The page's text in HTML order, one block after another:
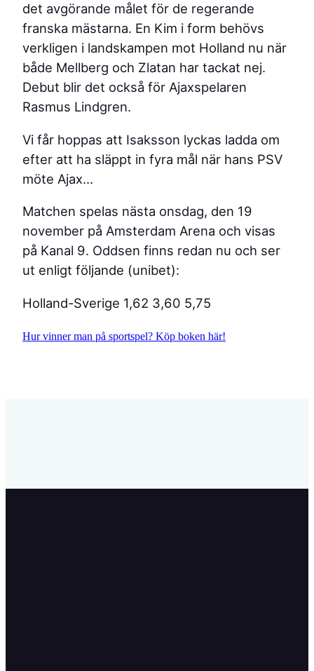
det avgörande målet för de regerande
franska mästarna. En Kim i form behövs
verkligen i landskampen mot Holland nu när
både Mellberg och Zlatan har tackat nej.
Debut blir det också för Ajaxspelaren
Rasmus Lindgren.
Vi får hoppas att Isaksson lyckas ladda om
efter att ha släppt in fyra mål när hans PSV
möte Ajax…
Matchen spelas nästa onsdag, den 19
november på Amsterdam Arena och visas
på Kanal 9. Oddsen finns redan nu och ser
ut enligt följande (unibet):
Holland-Sverige 1,62 3,60 5,75
Hur vinner man på sportspel? Köp boken här!